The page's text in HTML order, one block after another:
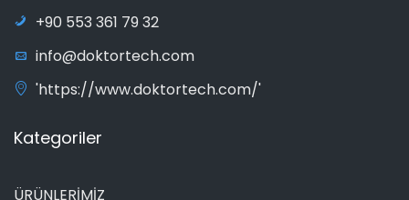
+90 553 361 79 32
info@doktortech.com
'https://www.doktortech.com/'
Kategoriler
ÜRÜNLERİMİZ